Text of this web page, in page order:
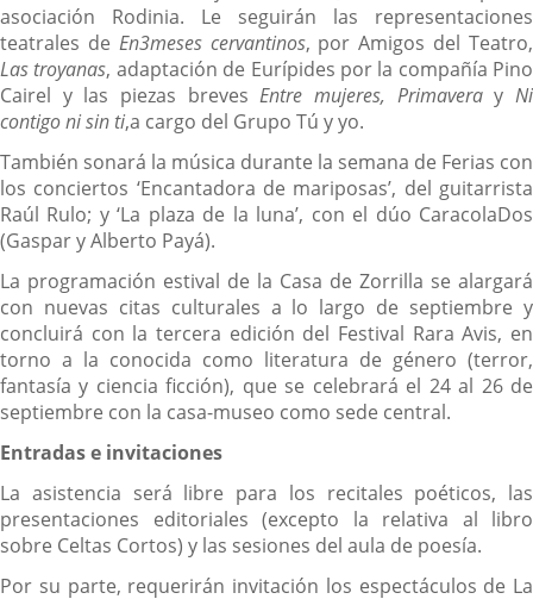
asociación Rodinia. Le seguirán las representaciones
teatrales de En3meses cervantinos, por Amigos del Teatro,
Las troyanas, adaptación de Eurípides por la compañía Pino
Cairel y las piezas brevesEntre mujeres, PrimaverayNi
contigo ni sin ti,a cargo del Grupo Tú y yo.
También sonará la música durante la semana de Ferias con
los conciertos ‘Encantadora de mariposas’, del guitarrista
Raúl Rulo; y ‘La plaza de la luna’, con el dúo CaracolaDos
(Gaspar y Alberto Payá).
La programación estival de la Casa de Zorrilla se alargará
con nuevas citas culturales a lo largo de septiembre y
concluirá con la tercera edición del Festival Rara Avis, en
torno a la conocida como literatura de género (terror,
fantasía y ciencia ficción), que se celebrará el 24 al 26 de
septiembre con la casa-museo como sede central.
Entradas e invitaciones
La asistencia será libre para los recitales poéticos, las
presentaciones editoriales (excepto la relativa al libro
sobre Celtas Cortos) y las sesiones del aula de poesía.
Por su parte, requerirán invitación los espectáculos de La